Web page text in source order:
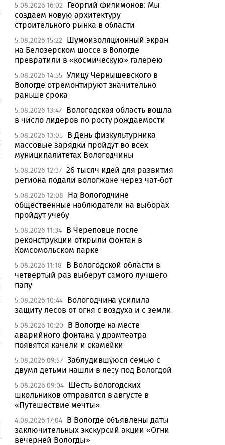
5.08.2026 16:02
Георгий Филимонов: Мы
создаем новую архитектуру
строительного рынка в области
5.08.2026 15:22
Шумоизоляционный экран
на Белозерском шоссе в Вологде
превратили в «космическую» галерею
5.08.2026 14:55 Улицу Чернышевского в
Вологде отремонтируют значительно
раньше срока
5.08.2026 13:47 Вологодская область вошла
в число лидеров по росту рождаемости
5.08.2026 13:05 В День физкультурника
массовые зарядки пройдут во всех
муниципалитетах Вологодчины
5.08.2026 12:37 26 тысяч идей для развития
региона подали вологжане через чат-бот
5.08.2026 12:08
На Вологодчине
общественные наблюдатели на выборах
пройдут учебу
5.08.2026 11:34 В Череповце после
реконструкции открыли фонтан в
Комсомольском парке
5.08.2026 11:18
В Вологодской области в
четвертый раз выберут самого лучшего
папу
5.08.2026 10:44 Вологодчина усилила
защиту лесов от огня с воздуха и с земли
5.08.2026 10:20
В Вологде на месте
аварийного фонтана у драмтеатра
появятся качели и скамейки
5.08.2026 09:57 Заблудившуюся семью с
двумя детьми нашли в лесу под Вологдой
5.08.2026 09:04 Шесть вологодских
школьников отправятся в августе в
«Путешествие мечты»
4.08.2026 17:04 В Вологде объявлены даты
заключительных экскурсий акции «Огни
вечерней Вологды»